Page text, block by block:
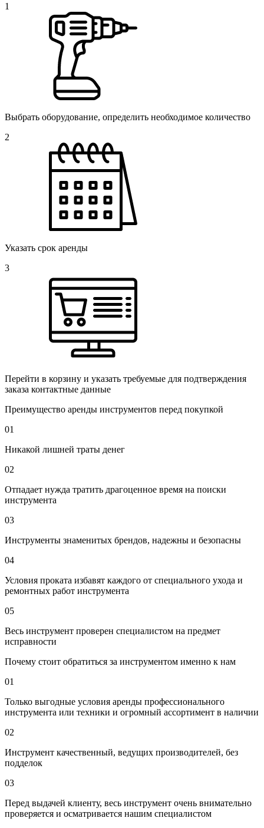
1
Выбрать оборудование, определить необходимое количество
2
Указать срок аренды
3
Перейти в корзину и указать требуемые для подтверждения
заказа контактные данные
Преимущество аренды инструментов перед покупкой
01
Никакой лишней траты денег
02
Отпадает нужда тратить драгоценное время на поиски
инструмента
03
Инструменты знаменитых брендов, надежны и безопасны
04
Условия проката избавят каждого от специального ухода и
ремонтных работ инструмента
05
Весь инструмент проверен специалистом на предмет
исправности
Почему стоит обратиться за инструментом именно к нам
01
Только выгодные условия аренды профессионального
инструмента или техники и огромный ассортимент в наличии
02
Инструмент качественный, ведущих производителей, без
подделок
03
Перед выдачей клиенту, весь инструмент очень внимательно
проверяется и осматривается нашим специалистом